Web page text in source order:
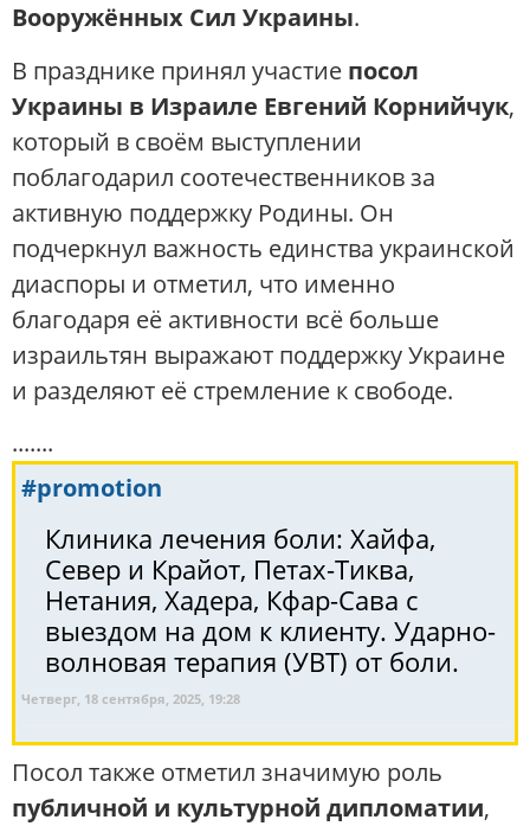
Вооружённых Сил Украины.
В празднике принял участие посол
Украины в Израиле Евгений Корнийчук,
который в своём выступлении
поблагодарил соотечественников за
активную поддержку Родины. Он
подчеркнул важность единства украинской
диаспоры и отметил, что именно
благодаря её активности всё больше
израильтян выражают поддержку Украине
и разделяют её стремление к свободе.
.......
#promotion
Клиника лечения боли: Хайфа,
Север и Крайот, Петах-Тиква,
Нетания, Хадера, Кфар-Сава с
выездом на дом к клиенту. Ударно-
волновая терапия (УВТ) от боли.
Четверг, 18 сентября, 2025, 19:28
Посол также отметил значимую роль
публичной и культурной дипломатии,